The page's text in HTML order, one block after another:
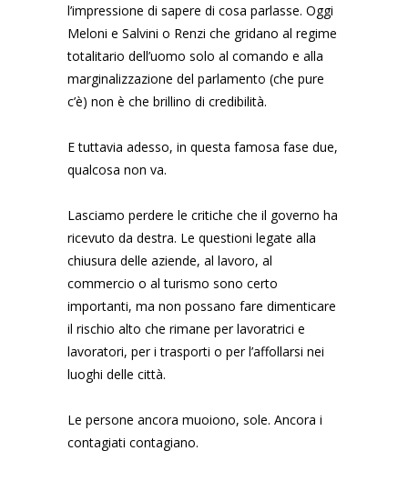
l’impressione di sapere di cosa parlasse. Oggi
Meloni e Salvini o Renzi che gridano al regime
totalitario dell’uomo solo al comando e alla
marginalizzazione del parlamento (che pure
c’è) non è che brillino di credibilità.
E tuttavia adesso, in questa famosa fase due,
qualcosa non va.
Lasciamo perdere le critiche che il governo ha
ricevuto da destra. Le questioni legate alla
chiusura delle aziende, al lavoro, al
commercio o al turismo sono certo
importanti, ma non possano fare dimenticare
il rischio alto che rimane per lavoratrici e
lavoratori, per i trasporti o per l’affollarsi nei
luoghi delle città.
Le persone ancora muoiono, sole. Ancora i
contagiati contagiano.